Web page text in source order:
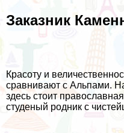
Заказник
Красоту и
сравнивают с Альпами.
здесь стоит
студеный родник с